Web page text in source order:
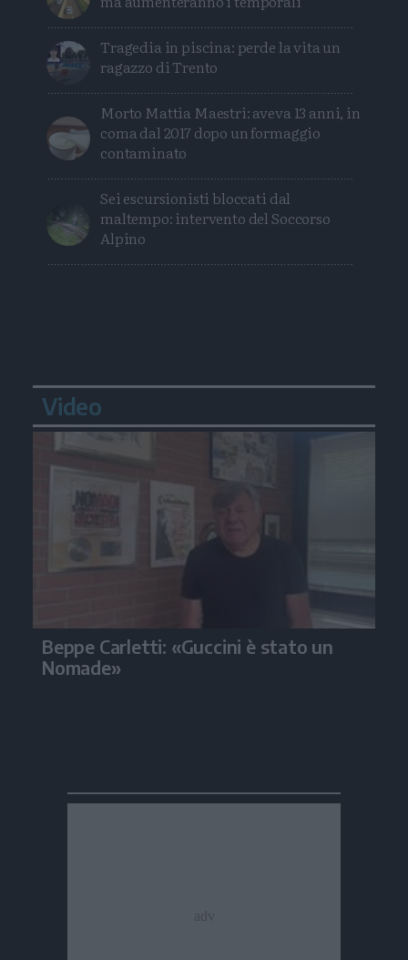
Tragedia in piscina: perde la vita un
ragazzo di Trento
Morto Mattia Maestri: aveva 13 anni, in
coma dal 2017 dopo un formaggio
contaminato
Sei escursionisti bloccati dal
maltempo: intervento del Soccorso
Alpino
Video
Beppe Carletti: «Guccini è stato un
Nomade»